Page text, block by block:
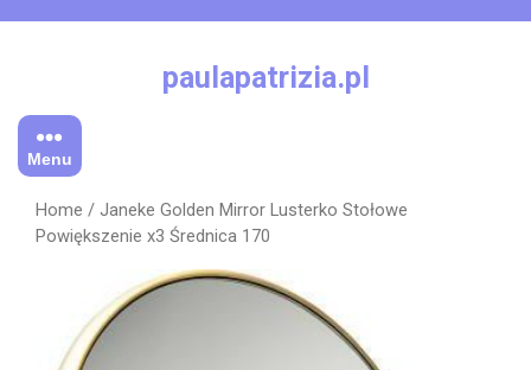
paulapatrizia.pl
Menu
Home / Janeke Golden Mirror Lusterko Stołowe
Powiększenie x3 Średnica 170